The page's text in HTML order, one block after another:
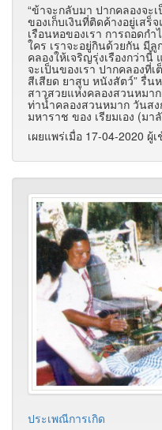
“ข้าจะกลับมา ปากคลองจะ
ของเก็บเงินที่ติดค้างอยู่เส
เรือนหอของเรา การถอดก
ใคร เราจะอยู่กินด้วยกัน มีลู
คลองให้เจริญรุ่งเรืองกว่า
จะเป็นของเรา ปากคลองที่
สีเสียด ยาสูบ หนังสัตว์” รื่
สาวสวยแห่งคลองสวนหมา
ท่าน้ำคลองสวนหมาก วันส
มหาราช ของ เรียมเอง (มา
เผยแพร่เมื่อ 17-04-2020 ผู้
ประเพณีการเกิด